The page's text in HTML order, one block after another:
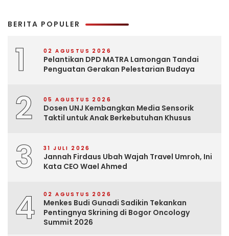
BERITA POPULER
1 02 AGUSTUS 2026
Pelantikan DPD MATRA Lamongan Tandai
Penguatan Gerakan Pelestarian Budaya
2 05 AGUSTUS 2026
Dosen UNJ Kembangkan Media Sensorik
Taktil untuk Anak Berkebutuhan Khusus
3 31 JULI 2026
Jannah Firdaus Ubah Wajah Travel Umroh, Ini
Kata CEO Wael Ahmed
4 02 AGUSTUS 2026
Menkes Budi Gunadi Sadikin Tekankan
Pentingnya Skrining di Bogor Oncology
Summit 2026